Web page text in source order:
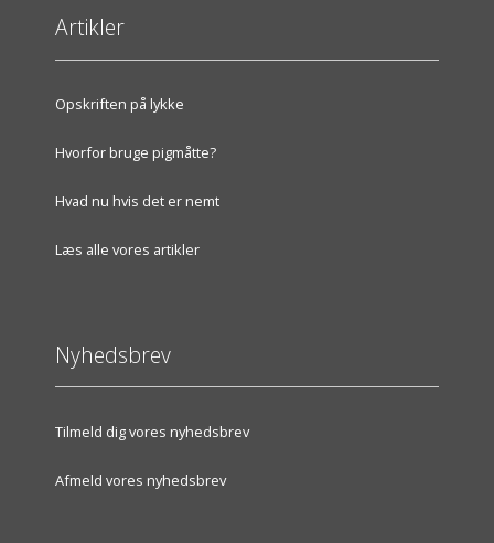
Artikler
Opskriften på lykke
Hvorfor bruge pigmåtte?
Hvad nu hvis det er nemt
Læs alle vores artikler
Nyhedsbrev
Tilmeld dig vores nyhedsbrev
Afmeld vores nyhedsbrev